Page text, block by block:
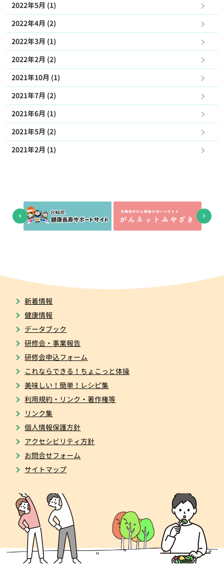
2022年5月 (1)
2022年4月 (2)
2022年3月 (1)
2022年2月 (2)
2021年10月 (1)
2021年7月 (2)
2021年6月 (1)
2021年5月 (2)
2021年2月 (1)
新着情報
健康情報
データブック
研修会・事業報告
研修会申込フォーム
これならできる！ちょこっと体操
美味しい！簡単！レシピ集
利用規約・リンク・著作権等
リンク集
個人情報保護方針
アクセシビリティ方針
お問合せフォーム
サイトマップ